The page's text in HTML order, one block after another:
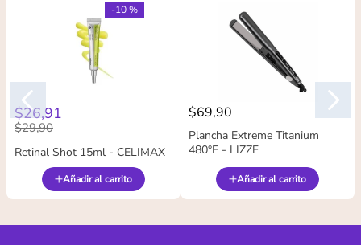
-10 %
$26,91
$29,90
Retinal Shot 15ml - CELIMAX
Añadir al carrito
$69,90
Plancha Extreme Titanium
480°F - LIZZE
Añadir al carrito